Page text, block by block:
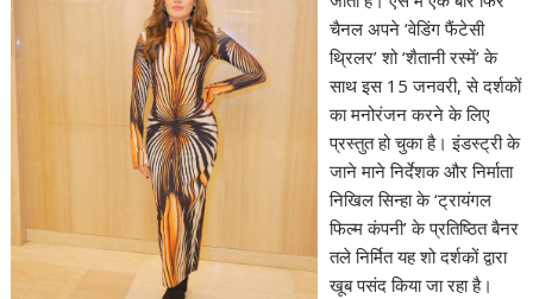
चैनल अपने ‘वेडिंग फैंटेसी
थ्रिलर’ शो ‘शैतानी रस्में’ के
साथ इस 15 जनवरी, से दर्शकों
का मनोरंजन करने के लिए
प्रस्तुत हो चुका है। इंडस्ट्री के
जाने माने निर्देशक और निर्माता
निखिल सिन्हा के ‘ट्रायंगल
फिल्म कंपनी’ के प्रतिष्ठित बैनर
तले निर्मित यह शो दर्शकों द्वारा
खूब पसंद किया जा रहा है।